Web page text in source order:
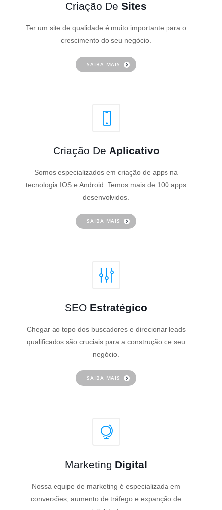
Criação De Sites
Ter um site de qualidade é muito importante para o
crescimento do seu negócio.
SAIBA MAIS
Criação De Aplicativo
Somos especializados em criação de apps na
tecnologia IOS e Android. Temos mais de 100 apps
desenvolvidos.
SAIBA MAIS
SEO Estratégico
Chegar ao topo dos buscadores e direcionar leads
qualificados são cruciais para a construção de seu
negócio.
SAIBA MAIS
Marketing Digital
Nossa equipe de marketing é especializada em
conversões, aumento de tráfego e expanção de